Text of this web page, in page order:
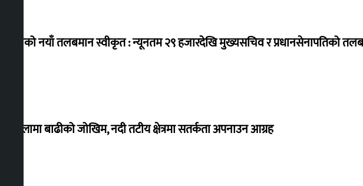
कर्मचारीको नयाँ तलबमान स्वीकृत : न्यूनतम २९ हजारदेखि मुख्यसचिव र प्रधानसेनापतिको
३० जिल्लामा बाढीको जोखिम, नदी तटीय क्षेत्रमा सतर्कता अपनाउन आग्रह